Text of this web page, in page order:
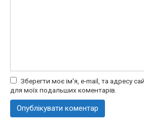
Зберегти моє ім'я, e-mail, та адресу
для моїх подальших коментарів.